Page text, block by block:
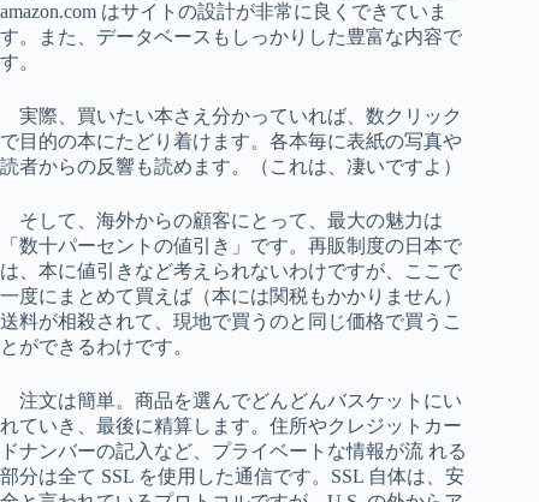
amazon.com はサイトの設計が非常に良くできていま
す。また、データベースもしっかりした豊富な内容で
す。
実際、買いたい本さえ分かっていれば、数クリック
で目的の本にたどり着けます。各本毎に表紙の写真や
読者からの反響も読めます。（これは、凄いですよ）
そして、海外からの顧客にとって、最大の魅力は
「数十パーセントの値引き」です。再販制度の日本で
は、本に値引きなど考えられないわけですが、ここで
一度にまとめて買えば（本には関税もかかりません）
送料が相殺されて、現地で買うのと同じ価格で買うこ
とができるわけです。
注文は簡単。商品を選んでどんどんバスケットにい
れていき、最後に精算します。住所やクレジットカー
ドナンバーの記入など、プライベートな情報が流 れる
部分は全て SSL を使用した通信です。SSL 自体は、安